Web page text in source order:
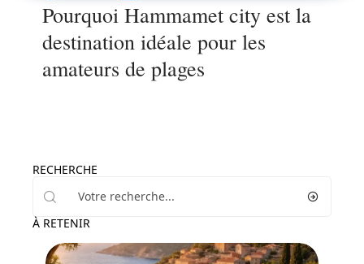
Pourquoi Hammamet city est la
destination idéale pour les
amateurs de plages
RECHERCHE
À RETENIR